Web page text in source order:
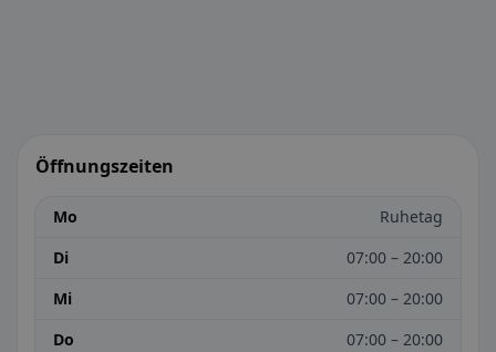
Öffnungszeiten
Mo
Ruhetag
Di
07:00 – 20:00
Mi
07:00 – 20:00
Do
07:00 – 20:00